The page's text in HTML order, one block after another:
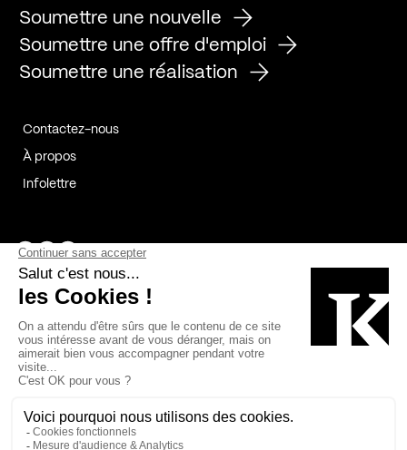
Soumettre une nouvelle
Soumettre une offre d'emploi
Soumettre une réalisation
Contactez-nous
À propos
Infolettre
Page Facebook de Kollectif
Page Instagram de Kollectif
Page Linkedin de Kollectif
Bâtiment-Durable-Québec-1
Esquisses-1
MP-1 v2com-1